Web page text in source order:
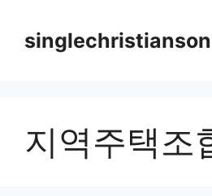
content
지역주택조